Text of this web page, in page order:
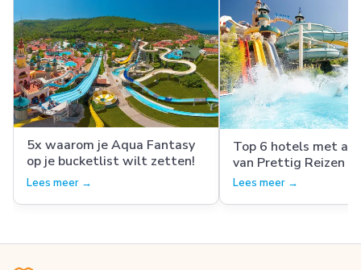
5x waarom je Aqua Fantasy
op je bucketlist wilt zetten!
Lees meer →
Top 6 hotels met
van Prettig Reizen
Lees meer →